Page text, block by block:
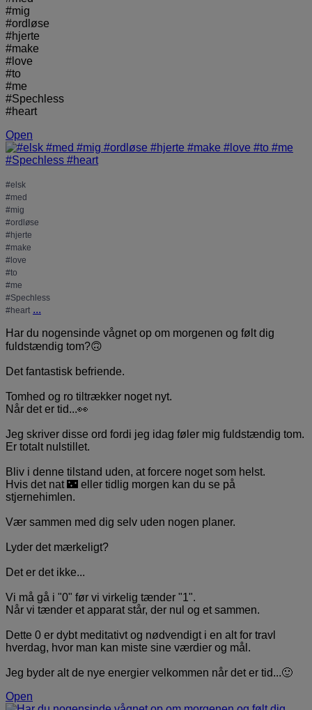
#mig
#ordløse
#hjerte
#make
#love
#to
#me
#Spechless
#heart
Open
#elsk
#med
#mig
#ordløse
#hjerte
#make
#love
#to
#me
#Spechless
#heart ...
Har du nogensinde vågnet op om morgenen og følt dig
fuldstændig tom?🙃
Det fantastisk befriende.
Tomhed og ro tiltrækker noget nyt.
Når det er tid...👀
Jeg skriver disse ord fordi jeg idag føler mig fuldstændig tom.
Er totalt nulstillet.
Bliv i denne tilstand uden, at forcere noget som helst.
Hvis det nat 🌃 eller tidlig morgen kan du se på
stjernehimlen.
Vær sammen med dig selv uden nogen planer.
Lyder det mærkeligt?
Det er det ikke...
Vi må gå i "0" før vi virkelig tænder "1".
Når vi tænder et apparat står, der nul og et sammen.
Dette 0 er dybt meditativt og nødvendigt i en alt for travl
hverdag, hvor man kan miste sine værdier og mål.
Jeg byder alt de nye energier velkommen når det er tid...🙂
Open